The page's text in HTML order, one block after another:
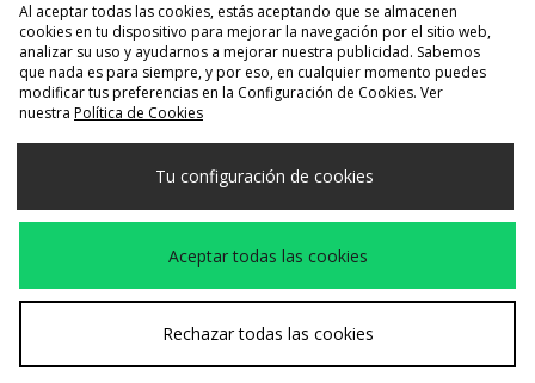
Selecciona País
España
Aceptamos las siguientes formas de pago
Visita nuestra página corporativa en
www.jdplc.com
Al aceptar todas las cookies, estás aceptando que se almacenen
cookies en tu dispositivo para mejorar la navegación por el sitio web,
analizar su uso y ayudarnos a mejorar nuestra publicidad. Sabemos
que nada es para siempre, y por eso, en cualquier momento puedes
modificar tus preferencias en la Configuración de Cookies. Ver
nuestra Política de Cookies
Tu configuración de cookies
Aceptar todas las cookies
Rechazar todas las cookies